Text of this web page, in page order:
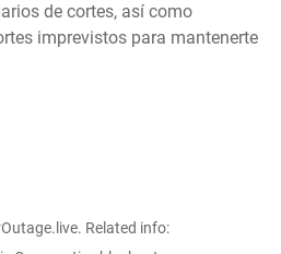
de cortes, así como
imprevistos para mantenerte
Related info: